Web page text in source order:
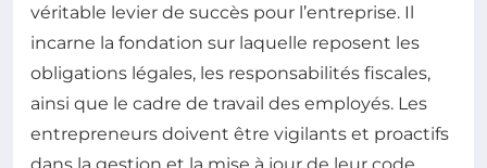
véritable levier de succès pour l’entreprise. Il
incarne la fondation sur laquelle reposent les
obligations légales, les responsabilités fiscales,
ainsi que le cadre de travail des employés. Les
entrepreneurs doivent être vigilants et proactifs
dans la gestion et la mise à jour de leur code